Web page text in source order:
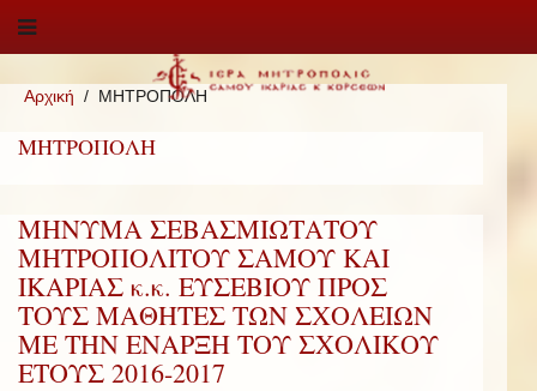
Αρχική ΜΗΤΡΟΠΟΛΗ
ΜΗΤΡΟΠΟΛΗ
ΜΗΝΥΜΑ ΣΕΒΑΣΜΙΩΤΑΤΟΥ
ΜΗΤΡΟΠΟΛΙΤΟΥ ΣΑΜΟΥ ΚΑΙ
ΙΚΑΡΙΑΣ κ.κ. ΕΥΣΕΒΙΟΥ ΠΡΟΣ
ΤΟΥΣ ΜΑΘΗΤΕΣ ΤΩΝ ΣΧΟΛΕΙΩΝ
ΜΕ ΤΗΝ ΕΝΑΡΞΗ ΤΟΥ ΣΧΟΛΙΚΟΥ
ΕΤΟΥΣ 2016-2017